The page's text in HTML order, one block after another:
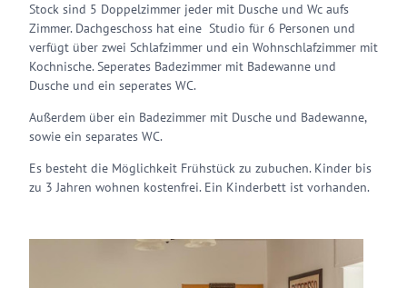
Stock sind 5 Doppelzimmer jeder mit Dusche und Wc aufs
Zimmer. Dachgeschoss hat eine Studio für 6 Personen und
verfügt über zwei Schlafzimmer und ein Wohnschlafzimmer mit
Kochnische. Seperates Badezimmer mit Badewanne und
Dusche und ein seperates WC.
Außerdem über ein Badezimmer mit Dusche und Badewanne,
sowie ein separates WC.
Es besteht die Möglichkeit Frühstück zu zubuchen. Kinder bis
zu 3 Jahren wohnen kostenfrei. Ein Kinderbett ist vorhanden.